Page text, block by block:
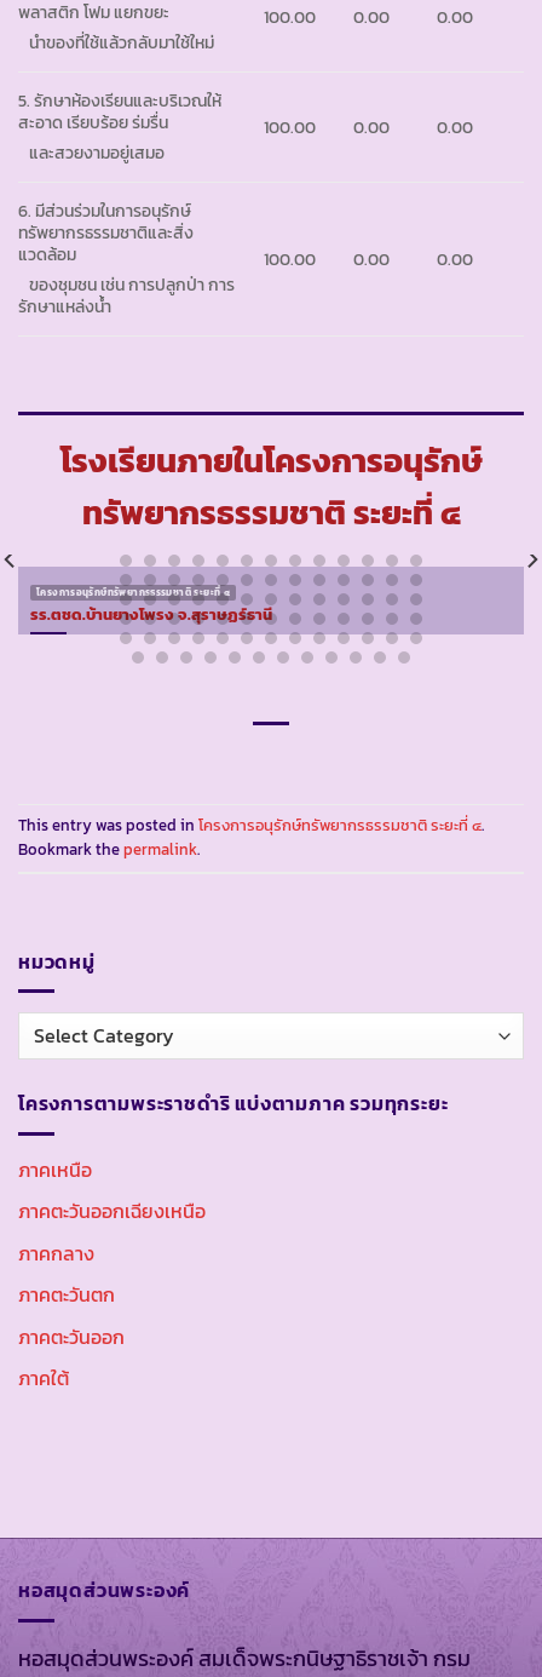
พลาสติก โฟม แยกขยะ
นำของที่ใช้แล้วกลับมาใช้ใหม่
100.00 0.00 0.00
5. รักษาห้องเรียนและบริเวณให้
สะอาด เรียบร้อย ร่มรื่น
และสวยงามอยู่เสมอ
100.00 0.00 0.00
6. มีส่วนร่วมในการอนุรักษ์
ทรัพยากรธรรมชาติและสิ่ง
แวดล้อม
ของชุมชน เช่น การปลูกป่า การ
รักษาแหล่งน้ำ
100.00 0.00 0.00
โรงเรียนภายในโครงการอนุรักษ์
ทรัพยากรธรรมชาติ ระยะที่ ๔
โครงการอนุรักษ์ทรัพยากรธรรมชาติ ระยะที่ ๔
รร.ตชด.บ้านยางโพรง จ.สุราษฏร์ธานี
This entry was posted in โครงการอนุรักษ์ทรัพยากรธรรมชาติ ระยะที่ ๔.
Bookmark thepermalink.
หมวดหมู่
หมวด
หมู่
โครงการตามพระราชดำริ แบ่งตามภาค รวมทุกระยะ
ภาคเหนือ
ภาคตะวันออกเฉียงเหนือ
ภาคกลาง
ภาคตะวันตก
ภาคตะวันออก
ภาคใต้
หอสมุดส่วนพระองค์
หอสมุดส่วนพระองค์ สมเด็จพระกนิษฐาธิราชเจ้า กรม